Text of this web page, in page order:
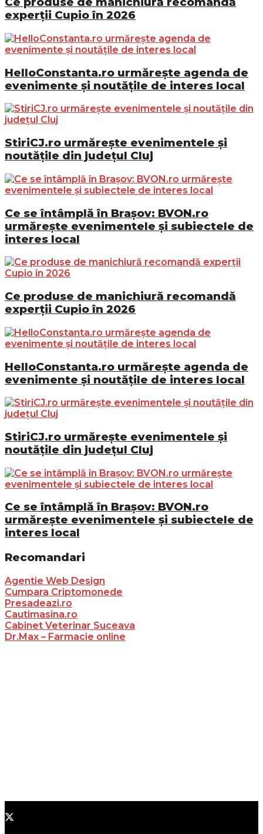
experții Cupio în 2026
HelloConstanta.ro urmărește agenda de
evenimente și noutățile de interes local
StiriCJ.ro urmărește evenimentele și
noutățile din județul Cluj
Ce se întâmplă în Brașov: BVON.ro
urmărește evenimentele și subiectele de
interes local
Ce produse de manichiură recomandă
experții Cupio în 2026
HelloConstanta.ro urmărește agenda de
evenimente și noutățile de interes local
StiriCJ.ro urmărește evenimentele și
noutățile din județul Cluj
Ce se întâmplă în Brașov: BVON.ro
urmărește evenimentele și subiectele de
interes local
Recomandari
Agentie Web Design
Cumpara Criptomonede
Presadeazi.ro
Cautimasina.ro
Cabinet Veterinar Suceava
Dr.Max – Farmacie online